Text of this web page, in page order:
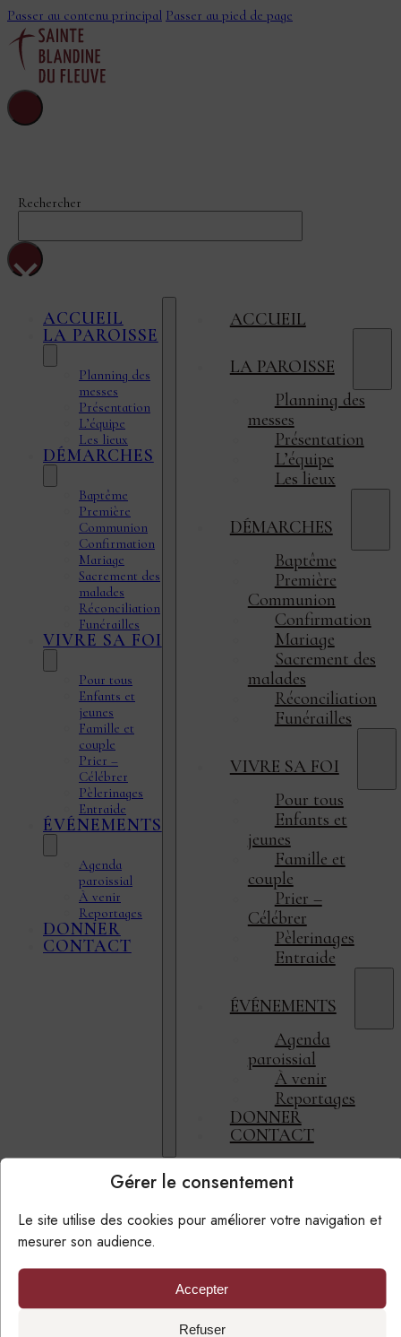
Gérer le consentement
Le site utilise des cookies pour améliorer votre navigation et
mesurer son audience.
Accepter
Refuser
Passer au contenu principal Passer au pied de page
Rechercher
×
ACCUEIL
LA PAROISSE
Planning des
messes
Présentation
L’équipe
Les lieux
DÉMARCHES
Baptême
Première
Communion
Confirmation
Mariage
Sacrement des
malades
Réconciliation
Funérailles
VIVRE SA FOI
Pour tous
Enfants et
jeunes
Famille et
couple
Prier –
Célébrer
Pèlerinages
Entraide
ÉVÉNEMENTS
Agenda
paroissial
À venir
Reportages
DONNER
CONTACT
ACCUEIL
LA PAROISSE
Planning des
messes
Présentation
L’équipe
Les lieux
DÉMARCHES
Baptême
Première
Communion
Confirmation
Mariage
Sacrement des
malades
Réconciliation
Funérailles
VIVRE SA FOI
Pour tous
Enfants et
jeunes
Famille et
couple
Prier –
Célébrer
Pèlerinages
Entraide
ÉVÉNEMENTS
Agenda
paroissial
À venir
Reportages
DONNER
CONTACT
SUIVRE LA PAROISSE
PAR EMAIL